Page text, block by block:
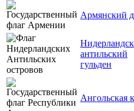
Армянский
антильский
гульден
Ангольская